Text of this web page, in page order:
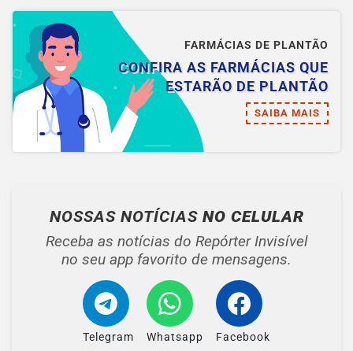
FARMÁCIAS DE PLANTÃO
CONFIRA AS FARMÁCIAS QUE
ESTARÃO DE PLANTÃO
SAIBA MAIS
NOSSAS NOTÍCIAS NO CELULAR
Receba as notícias do Repórter Invisível
no seu app favorito de mensagens.
Telegram Whatsapp Facebook